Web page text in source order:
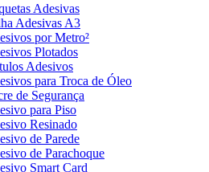
Adesivas
Adesivas A3
por Metro²
Plotados
Adesivos
para Troca de Óleo
de Segurança
para Piso
Resinado
de Parede
de Parachoque
Smart Card